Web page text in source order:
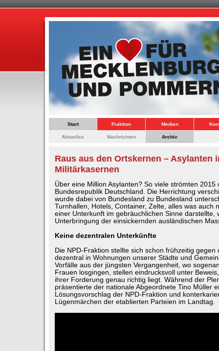
Start Fraktion Medien
Aktuelles Nachrichten Archiv
Raus aus den Ortskernen – Asylanten
Militärkasernen
Über eine Million Asylanten? So viele strömten 2015
Bundesrepublik Deutschland. Die Herrichtung
wurde dabei von Bundesland zu Bundesland
Turnhallen, Hotels, Container, Zelte, alles was auch
einer Unterkunft im gebräuchlichen Sinne darstellte,
Unterbringung der einsickernden ausländischen
Keine dezentralen Unterkünfte
Die NPD-Fraktion stellte sich schon frühzeitig gegen
dezentral in Wohnungen unserer Städte und
Vorfälle aus der jüngsten Vergangenheit, wo
Frauen losgingen, stellen eindrucksvoll unter
ihrer Forderung genau richtig liegt. Während der
präsentierte der nationale Abgeordnete Tino Müller
Lösungsvorschlag der NPD-Fraktion und
Lügenmärchen der etablierten Parteien im Landtag.